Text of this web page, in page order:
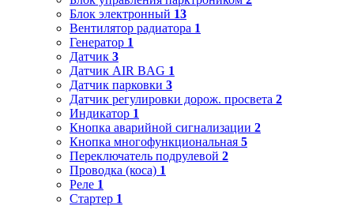
Блок электронный 13
Вентилятор радиатора 1
Генератор 1
Датчик 3
Датчик AIR BAG 1
Датчик парковки 3
Датчик регулировки дорож. просвета 2
Индикатор 1
Кнопка аварийной сигнализации 2
Кнопка многофункциональная 5
Переключатель подрулевой 2
Проводка (коса) 1
Реле 1
Стартер 1